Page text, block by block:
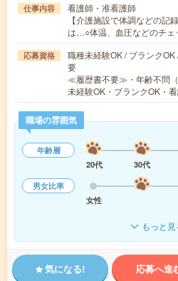
仕事内容
看護師・准看護師
【介護施設で体調などの
は…○体温、血圧などのチ
応募資格
職種未経験OK / ブランク
要
≪履歴書不要≫・年齢不問
未経験OK・ブランクOK・
職場の雰囲気
年齢層
20代
30代
男女比率
女性
もっと見
気になる! 応募へ進